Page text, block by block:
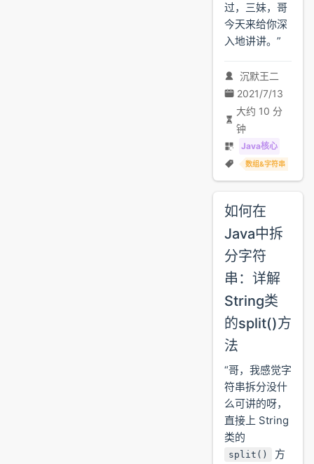
过，三妹，哥
今天来给你深
入地讲讲。”
沉默王二
2021/7/13
大约 10 分
钟
Java核心
数组&字符串
如何在
Java中拆
分字符
串：详解
String类
的split()方
法
“哥，我感觉字
符串拆分没什
么可讲的呀，
直接上 String
类的
split()
方